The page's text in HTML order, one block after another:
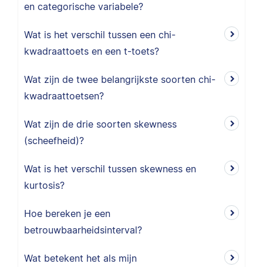
en categorische variabele?
Wat is het verschil tussen een chi-
kwadraattoets en een t-toets?
Wat zijn de twee belangrijkste soorten chi-
kwadraattoetsen?
Wat zijn de drie soorten skewness
(scheefheid)?
Wat is het verschil tussen skewness en
kurtosis?
Hoe bereken je een
betrouwbaarheidsinterval?
Wat betekent het als mijn